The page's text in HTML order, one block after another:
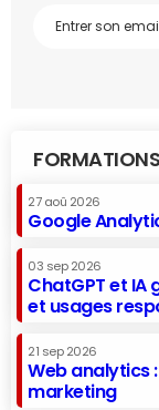
FORMATIONS
27 aoû 2026
Google
03 sep 2026
ChatGPT et IA
et usages
21 sep 2026
Web analytics
marketing